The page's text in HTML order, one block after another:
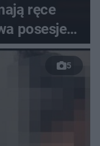
ręce
posesje i
5